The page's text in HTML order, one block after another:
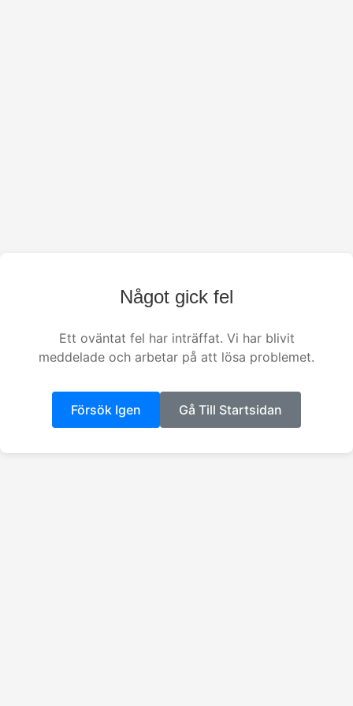
Något gick fel
Ett oväntat fel har inträffat. Vi har blivit
meddelade och arbetar på att lösa problemet.
Försök Igen Gå Till Startsidan